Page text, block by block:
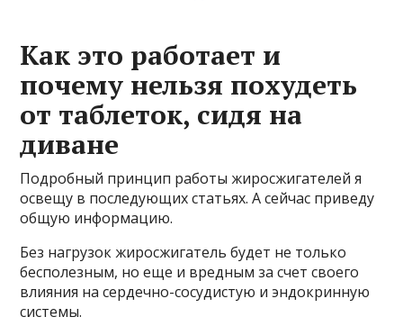
Как это работает и
почему нельзя похудеть
от таблеток, сидя на
диване
Подробный принцип работы жиросжигателей я
освещу в последующих статьях. А сейчас приведу
общую информацию.
Без нагрузок жиросжигатель будет не только
бесполезным, но еще и вредным за счет своего
влияния на сердечно-сосудистую и эндокринную
системы.